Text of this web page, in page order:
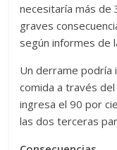
necesitaría más de
graves
según informes de
Un derrame podría
comida a través
ingresa el 90 por
las dos terceras